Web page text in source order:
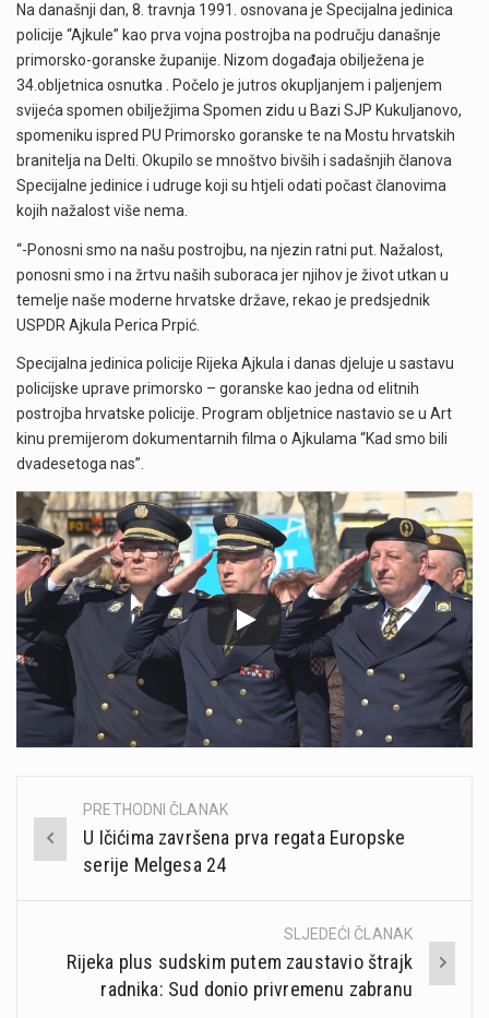
Na današnji dan, 8. travnja 1991. osnovana je Specijalna jedinica
policije “Ajkule” kao prva vojna postrojba na području današnje
primorsko-goranske županije. Nizom događaja obilježena je
34.obljetnica osnutka . Počelo je jutros okupljanjem i paljenjem
svijeća spomen obilježjima Spomen zidu u Bazi SJP Kukuljanovo,
spomeniku ispred PU Primorsko goranske te na Mostu hrvatskih
branitelja na Delti. Okupilo se mnoštvo bivših i sadašnjih članova
Specijalne jedinice i udruge koji su htjeli odati počast članovima
kojih nažalost više nema.
“-Ponosni smo na našu postrojbu, na njezin ratni put. Nažalost,
ponosni smo i na žrtvu naših suboraca jer njihov je život utkan u
temelje naše moderne hrvatske države, rekao je predsjednik
USPDR Ajkula Perica Prpić.
Specijalna jedinica policije Rijeka Ajkula i danas djeluje u sastavu
policijske uprave primorsko – goranske kao jedna od elitnih
postrojba hrvatske policije. Program obljetnice nastavio se u Art
kinu premijerom dokumentarnih filma o Ajkulama “Kad smo bili
dvadesetoga nas”.
Post
navigation
PRETHODNI ČLANAK
U Ičićima završena prva regata Europske
serije Melgesa 24
SLJEDEĆI ČLANAK
Rijeka plus sudskim putem zaustavio štrajk
radnika: Sud donio privremenu zabranu